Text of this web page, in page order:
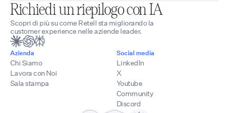
Richiedi un riepilogo con IA
Scopri di più su come Retell sta migliorando la
customer experience nelle aziende leader.
Azienda
Chi Siamo
Lavora con Noi
Sala stampa
Social media
LinkedIn
X
Youtube
Community
Discord